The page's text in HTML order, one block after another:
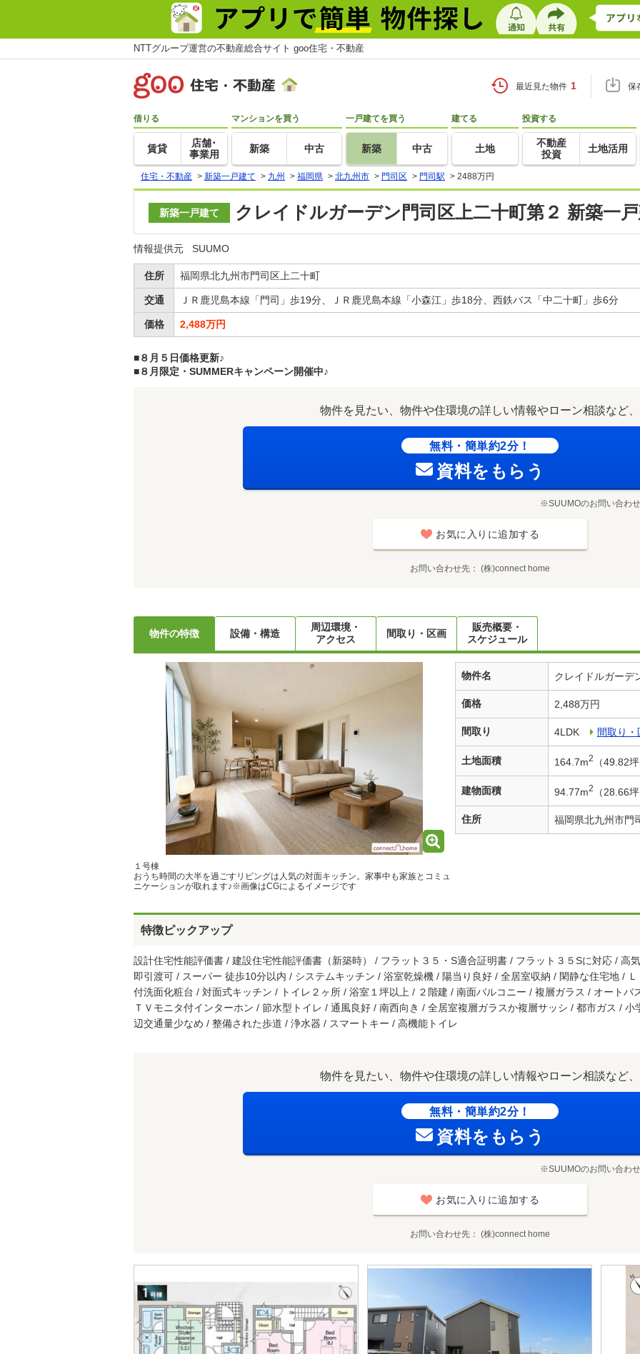
NTTグループ運営の不動産総合サイト goo住宅・不動産
最近見た物件 1 保
借りる
賃貸
店舗･
事業用
マンションを買う
新築 中古
一戸建てを買う
新築 中古
建てる
土地
投資する
不動産
投資
土地活用
住宅・不動産 > 新築一戸建て > 九州 > 福岡県 > 北九州市 > 門司区 > 門司駅 > 2488万円
新築一戸建て クレイドルガーデン門司区上二十町第２ 新築一
情報提供元 SUUMO
住所 福岡県北九州市門司区上二十町
交通 ＪＲ鹿児島本線「門司」歩19分、ＪＲ鹿児島本線「小森江」歩18分、西鉄バス「中二十町」歩6分
価格 2,488万円
■８月５日価格更新♪
■８月限定・SUMMERキャンペーン開催中♪
物件を見たい、物件や住環境の詳しい情報やローン相談など、
無料・簡単約2分！
資料をもらう
※SUUMOのお問い合わ
お気に入りに追加する
お問い合わせ先 (株)connect home
物件の特徴 設備・構造
周辺環境・
アクセス
間取り・区画
販売概要・
スケジュール
１号棟
おうち時間の大半を過ごすリビングは人気の対面キッチン。家事中も家族とコミュ
ニケーションが取れます♪※画像はCGによるイメージです
物件名 クレイドルガーデ
価格 2,488万円
間取り 4LDK 間取り・
土地面積 164.7m2 （49.82
建物面積 94.77m2 （28.66
住所 福岡県北九州市門
特徴ピックアップ
設計住宅性能評価書 / 建設住宅性能評価書（新築時） / フラット３５・S適合証明書 / フラット３５Sに対応 / 高
即引渡可 / スーパー 徒歩10分以内 / システムキッチン / 浴室乾燥機 / 陽当り良好 / 全居室収納 / 閑静な住宅地 /
付洗面化粧台 / 対面式キッチン / トイレ２ヶ所 / 浴室１坪以上 / ２階建 / 南面バルコニー / 複層ガラス / オートバ
ＴＶモニタ付インターホン / 節水型トイレ / 通風良好 / 南西向き / 全居室複層ガラスか複層サッシ / 都市ガス /
辺交通量少なめ / 整備された歩道 / 浄水器 / スマートキー / 高機能トイレ
物件を見たい、物件や住環境の詳しい情報やローン相談など、
無料・簡単約2分！
資料をもらう
※SUUMOのお問い合わ
お気に入りに追加する
お問い合わせ先 (株)connect home